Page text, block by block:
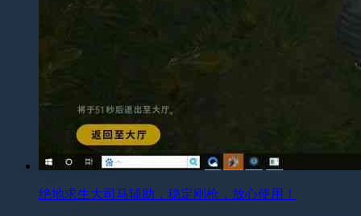
绝地求生大司马辅助，稳定刚枪，放心使用！